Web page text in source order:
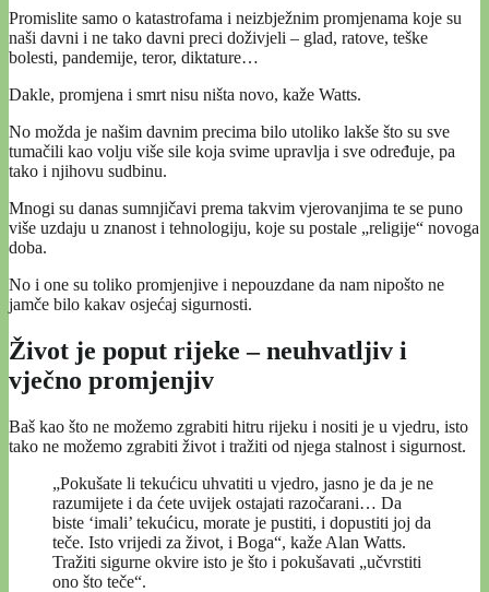
Promislite samo o katastrofama i neizbježnim promjenama koje su
naši davni i ne tako davni preci doživjeli – glad, ratove, teške
bolesti, pandemije, teror, diktature…
Dakle, promjena i smrt nisu ništa novo, kaže Watts.
No možda je našim davnim precima bilo utoliko lakše što su sve
tumačili kao volju više sile koja svime upravlja i sve određuje, pa
tako i njihovu sudbinu.
Mnogi su danas sumnjičavi prema takvim vjerovanjima te se puno
više uzdaju u znanost i tehnologiju, koje su postale „religije“ novoga
doba.
No i one su toliko promjenjive i nepouzdane da nam nipošto ne
jamče bilo kakav osjećaj sigurnosti.
Život je poput rijeke – neuhvatljiv i
vječno promjenjiv
Baš kao što ne možemo zgrabiti hitru rijeku i nositi je u vjedru, isto
tako ne možemo zgrabiti život i tražiti od njega stalnost i sigurnost.
„Pokušate li tekućicu uhvatiti u vjedro, jasno je da je ne
razumijete i da ćete uvijek ostajati razočarani… Da
biste ‘imali’ tekućicu, morate je pustiti, i dopustiti joj da
teče. Isto vrijedi za život, i Boga“, kaže Alan Watts.
Tražiti sigurne okvire isto je što i pokušavati „učvrstiti
ono što teče“.